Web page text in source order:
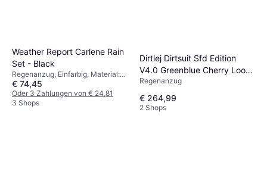
Weather Report Carlene Rain
Set - Black
Regenanzug, Einfarbig, Material:
Polyester, Taschen, Kapuze,
Winddicht, Wasserabweisend
€ 74,45
Oder 3 Zahlungen von € 24,81
3 Shops
Dirtlej Dirtsuit Sfd Edition
V4.0 Greenblue Cherry Loose
Cut
Regenanzug
€ 264,99
2 Shops